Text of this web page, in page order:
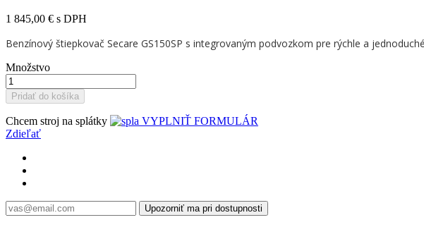
1 845,00 € s DPH
Benzínový štiepkovač Secare GS150SP s integrovaným podvozkom pre rýchle a
Množstvo
Pridať do košíka
Chcem stroj na splátky
VYPLNIŤ FORMULÁR
Zdieľať
Upozorniť ma pri dostupnosti